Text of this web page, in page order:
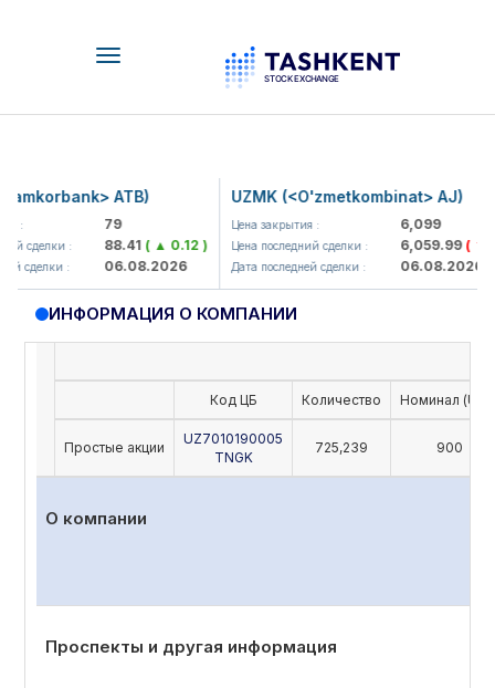
Toggle
ATB)
79
сделки : 88.41( ▲ 0.12 )
сделки : 06.08.2026
UZMK (<O'zmetkombinat> AJ)
Цена закрытия : 6,099
Цена последний сделки : 6,059.99( ▼
Дата последней сделки : 06.08.2026
ИНФОРМАЦИЯ О КОМПАНИИ
Код ЦБ Количество Номинал
Простые акции
UZ7010190005
TNGK
725,239 900
О компании
Проспекты и другая информация